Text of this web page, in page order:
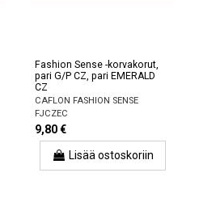
Fashion Sense -korvakorut,
pari G/P CZ, pari EMERALD
CZ
CAFLON FASHION SENSE
FJCZEC
9,80 €
Lisää ostoskoriin